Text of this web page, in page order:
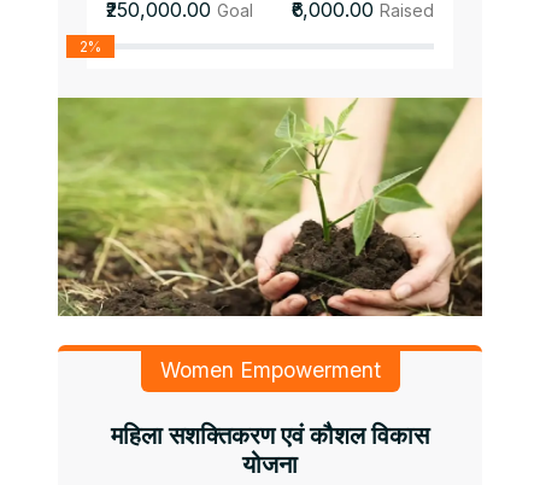
₹250,000.00 Goal ₹6,000.00 Raised
2%
Women Empowerment
महिला सशक्तिकरण एवं कौशल विकास
योजना